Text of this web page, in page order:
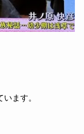
ます。